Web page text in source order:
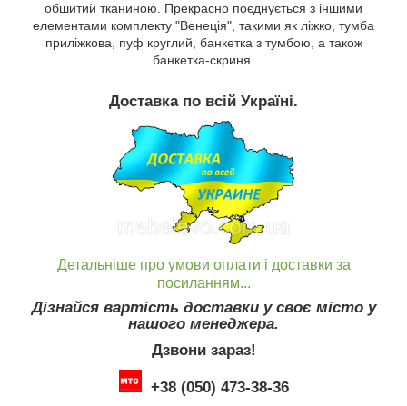
обшитий тканиною. Прекрасно поєднується з іншими
елементами комплекту "Венеція", такими як ліжко, тумба
приліжкова, пуф круглий, банкетка з тумбою, а також
банкетка-скриня.
Доставка по всій Україні.
Детальніше про умови оплати і доставки за
посиланням...
Дізнайся вартість доставки у своє місто у
нашого менеджера.
Дзвони зараз!
+38 (050) 473-38-36